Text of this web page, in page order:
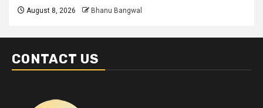
August 8, 2026 Bhanu Bangwal
CONTACT US